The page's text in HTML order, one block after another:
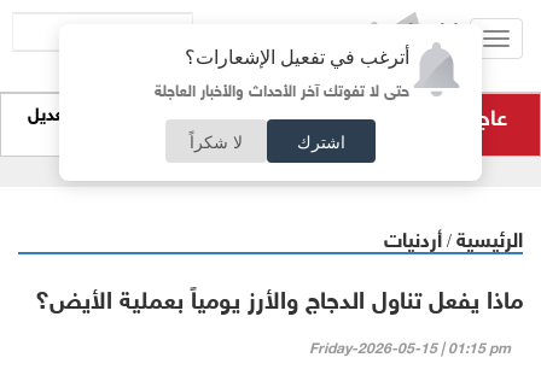
أترغب في تفعيل الإشعارات؟
حتى لا تفوتك آخر الأحداث والأخبار العاجلة
اشترك لا شكراً
عاجل
التربية تحذر من صفحات وهمية على "تيليغرام" لتعديل
نتائج التوجيهي
الرئيسية / أردنيات
ماذا يفعل تناول الدجاج والأرز يومياً بعملية الأيض؟
Friday-2026-05-15 | 01:15 pm